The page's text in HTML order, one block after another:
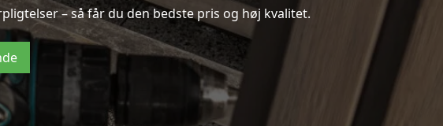
– så får du den bedste pris og høj kvalitet.